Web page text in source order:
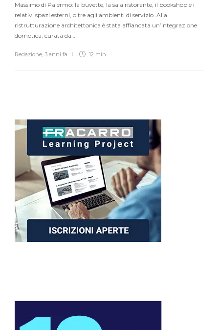
Massimo di Palermo: la buvette, la sala ristorante, il bookshop e i
relativi spazi esterni, oltre agli ambienti di servizio. Alla
ristrutturazione architettonica è stata affiancata un’integrazione
domotica, curata da…
Redazione, 3 anni fa 12 min